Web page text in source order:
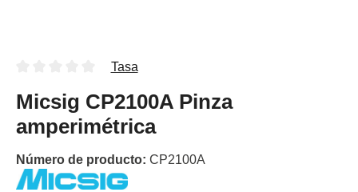
Tasa
Micsig CP2100A Pinza
amperimétrica
Número de producto: CP2100A